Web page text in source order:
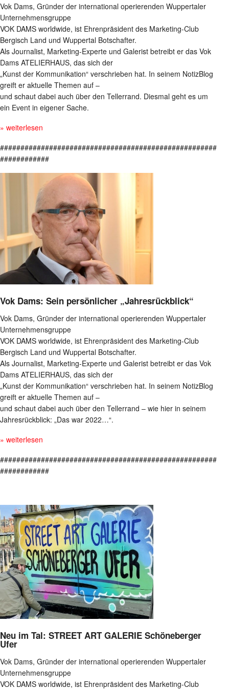
Vok Dams, Gründer der international operierenden Wuppertaler
Unternehmensgruppe
VOK DAMS worldwide, ist Ehrenpräsident des Marketing-Club
Bergisch Land und Wuppertal Botschafter.
Als Journalist, Marketing-Experte und Galerist betreibt er das Vok
Dams ATELIERHAUS, das sich der
„Kunst der Kommunikation“ verschrieben hat. In seinem NotizBlog
greift er aktuelle Themen auf –
und schaut dabei auch über den Tellerrand. Diesmal geht es um
ein Event in eigener Sache.
» weiterlesen
#####################################################
############
Vok Dams: Sein persönlicher „Jahresrückblick“
Vok Dams, Gründer der international operierenden Wuppertaler
Unternehmensgruppe
VOK DAMS worldwide, ist Ehrenpräsident des Marketing-Club
Bergisch Land und Wuppertal Botschafter.
Als Journalist, Marketing-Experte und Galerist betreibt er das Vok
Dams ATELIERHAUS, das sich der
„Kunst der Kommunikation“ verschrieben hat. In seinem NotizBlog
greift er aktuelle Themen auf –
und schaut dabei auch über den Tellerrand – wie hier in seinem
Jahresrückblick: „Das war 2022…“.
» weiterlesen
#####################################################
############
Neu im Tal: STREET ART GALERIE Schöneberger
Ufer
Vok Dams, Gründer der international operierenden Wuppertaler
Unternehmensgruppe
VOK DAMS worldwide, ist Ehrenpräsident des Marketing-Club